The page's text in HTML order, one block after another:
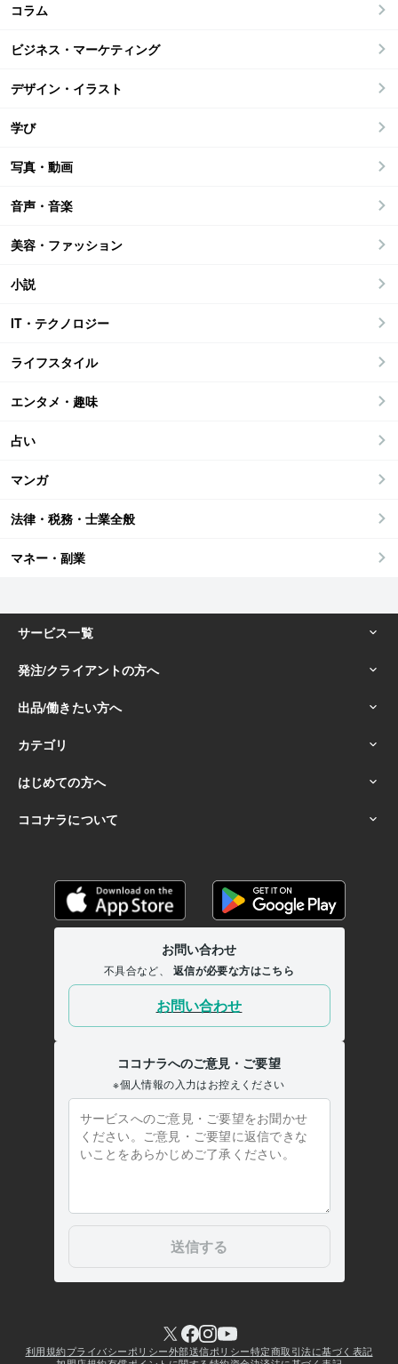
コラム
ビジネス・マーケティング
デザイン・イラスト
学び
写真・動画
音声・音楽
美容・ファッション
小説
IT・テクノロジー
ライフスタイル
エンタメ・趣味
占い
マンガ
法律・税務・士業全般
マネー・副業